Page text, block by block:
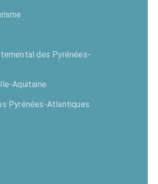
des Pyrénées-
Aquitaine
Pyrénées-Atlantiques